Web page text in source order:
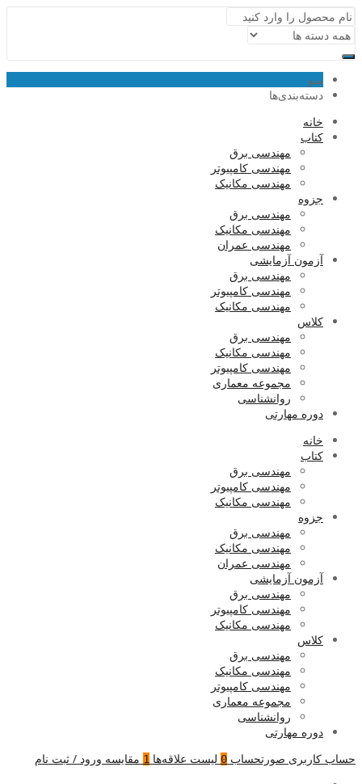
منو
دسته‌بندی‌ها
خانه
کتاب
مهندسی برق
مهندسی کامپیوتر
مهندسی مکانیک
جزوه
مهندسی برق
مهندسی مکانیک
مهندسی عمران
آزمون آزمایشی
مهندسی برق
مهندسی کامپیوتر
مهندسی مکانیک
کلاس
مهندسی برق
مهندسی مکانیک
مهندسی کامپیوتر
مجموعه معماری
روانشناسی
دوره مهارتی
خانه
کتاب
مهندسی برق
مهندسی کامپیوتر
مهندسی مکانیک
جزوه
مهندسی برق
مهندسی مکانیک
مهندسی عمران
آزمون آزمایشی
مهندسی برق
مهندسی کامپیوتر
مهندسی مکانیک
کلاس
مهندسی برق
مهندسی مکانیک
مهندسی کامپیوتر
مجموعه معماری
روانشناسی
دوره مهارتی
حساب کاربری صورتحساب 0 لیست علاقه‌ها 1 مقایسه ورود / ثبت نام